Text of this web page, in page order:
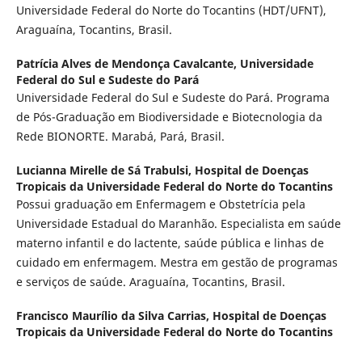
Universidade Federal do Norte do Tocantins (HDT/UFNT),
Araguaína, Tocantins, Brasil.
Patrícia Alves de Mendonça Cavalcante, Universidade
Federal do Sul e Sudeste do Pará
Universidade Federal do Sul e Sudeste do Pará. Programa
de Pós-Graduação em Biodiversidade e Biotecnologia da
Rede BIONORTE. Marabá, Pará, Brasil.
Lucianna Mirelle de Sá Trabulsi, Hospital de Doenças
Tropicais da Universidade Federal do Norte do Tocantins
Possui graduação em Enfermagem e Obstetrícia pela
Universidade Estadual do Maranhão. Especialista em saúde
materno infantil e do lactente, saúde pública e linhas de
cuidado em enfermagem. Mestra em gestão de programas
e serviços de saúde. Araguaína, Tocantins, Brasil.
Francisco Maurílio da Silva Carrias, Hospital de Doenças
Tropicais da Universidade Federal do Norte do Tocantins